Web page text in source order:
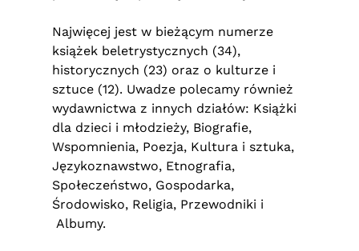
Najwięcej jest w bieżącym numerze
książek beletrystycznych (34),
historycznych (23) oraz o kulturze i
sztuce (12). Uwadze polecamy również
wydawnictwa z innych działów: Książki
dla dzieci i młodzieży, Biografie,
Wspomnienia, Poezja, Kultura i sztuka,
Językoznawstwo, Etnografia,
Społeczeństwo, Gospodarka,
Środowisko, Religia, Przewodniki i
Albumy.